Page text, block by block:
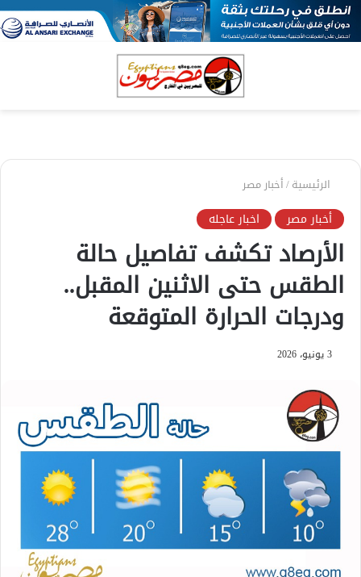
الرئيسية/أخبار مصر
أخبار مصر اخبار عاجله
الأرصاد تكشف تفاصيل حالة
الطقس حتى الاثنين المقبل..
ودرجات الحرارة المتوقعة
3 يونيو، 2026